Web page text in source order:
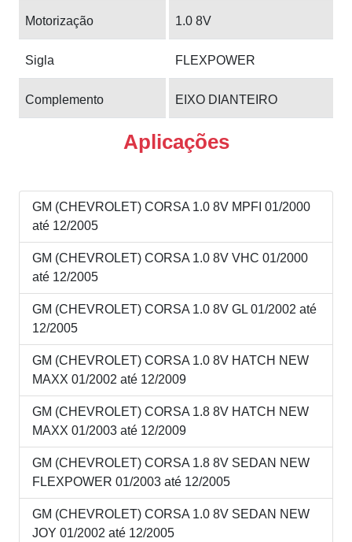
Motorização 1.0 8V
Sigla FLEXPOWER
Complemento EIXO DIANTEIRO
Aplicações
GM (CHEVROLET) CORSA 1.0 8V MPFI 01/2000
até 12/2005
GM (CHEVROLET) CORSA 1.0 8V VHC 01/2000
até 12/2005
GM (CHEVROLET) CORSA 1.0 8V GL 01/2002 até
12/2005
GM (CHEVROLET) CORSA 1.0 8V HATCH NEW
MAXX 01/2002 até 12/2009
GM (CHEVROLET) CORSA 1.8 8V HATCH NEW
MAXX 01/2003 até 12/2009
GM (CHEVROLET) CORSA 1.8 8V SEDAN NEW
FLEXPOWER 01/2003 até 12/2005
GM (CHEVROLET) CORSA 1.0 8V SEDAN NEW
JOY 01/2002 até 12/2005